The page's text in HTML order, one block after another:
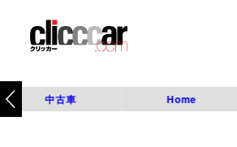
中古車 Home